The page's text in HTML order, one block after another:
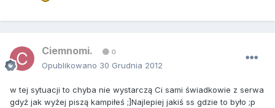
Ciemnomi. 0
Opublikowano 30 Grudnia 2012
w tej sytuacji to chyba nie wystarczą Ci sami świadkowie z serwa
gdyż jak wyżej piszą kampiłeś ;]Najlepiej jakiś ss gdzie to było ;p